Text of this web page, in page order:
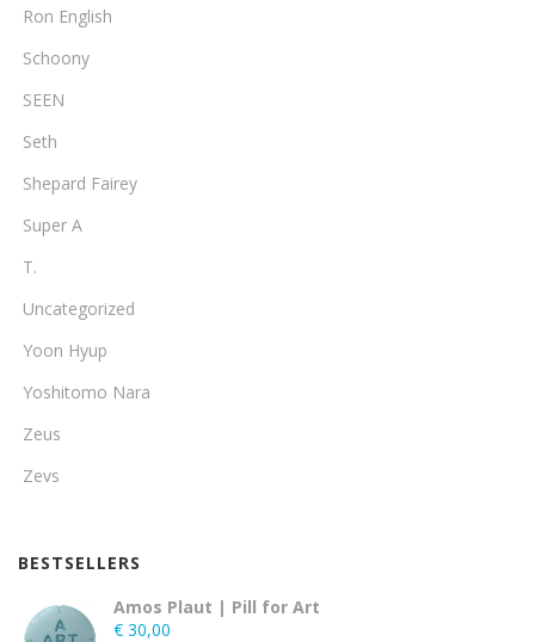
Ron English
Schoony
SEEN
Seth
Shepard Fairey
Super A
T.
Uncategorized
Yoon Hyup
Yoshitomo Nara
Zeus
Zevs
BESTSELLERS
Amos Plaut | Pill for Art
€ 30,00